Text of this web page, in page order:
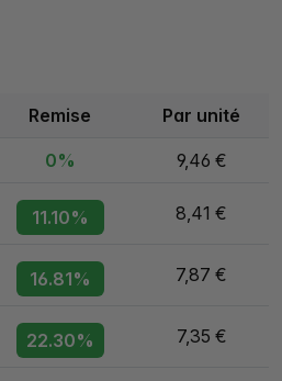
Remise Par unité
0% 9,46 €
11.10% 8,41 €
16.81% 7,87 €
22.30% 7,35 €